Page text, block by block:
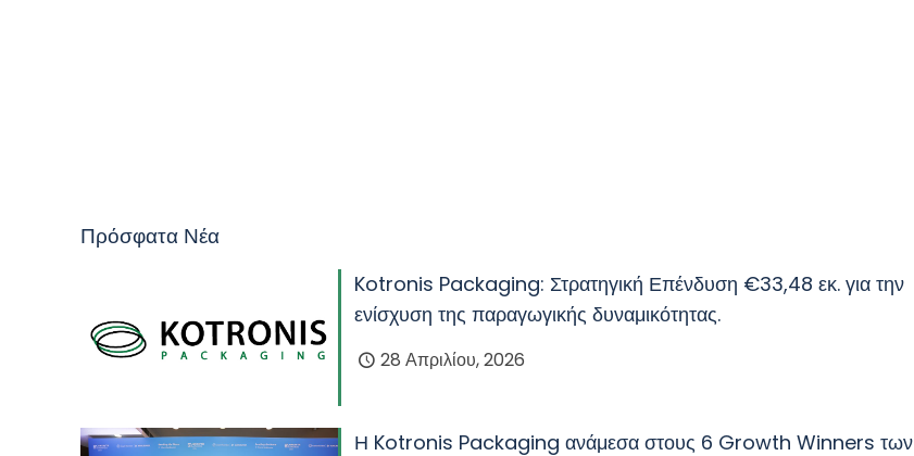
Πρόσφατα Νέα
Kotronis Packaging: Στρατηγική Επένδυση €33,48 εκ. για την
ενίσχυση της παραγωγικής δυναμικότητας.
28 Απριλίου, 2026
Η Kotronis Packaging ανάμεσα στους 6 Growth Winners των